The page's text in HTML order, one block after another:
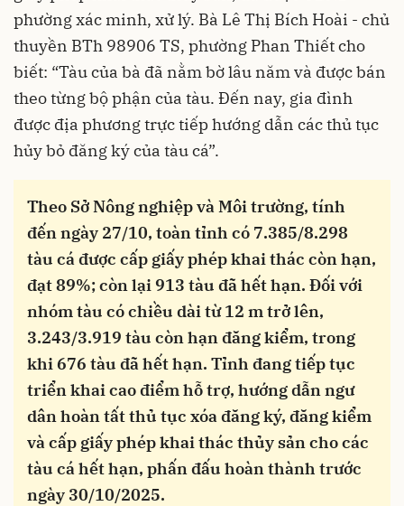
phường xác minh, xử lý. Bà Lê Thị Bích Hoài - chủ
thuyền BTh 98906 TS, phường Phan Thiết cho
biết: “Tàu của bà đã nằm bờ lâu năm và được bán
theo từng bộ phận của tàu. Đến nay, gia đình
được địa phương trực tiếp hướng dẫn các thủ tục
hủy bỏ đăng ký của tàu cá”.
Theo Sở Nông nghiệp và Môi trường, tính
đến ngày 27/10, toàn tỉnh có 7.385/8.298
tàu cá được cấp giấy phép khai thác còn hạn,
đạt 89%; còn lại 913 tàu đã hết hạn. Đối với
nhóm tàu có chiều dài từ 12 m trở lên,
3.243/3.919 tàu còn hạn đăng kiểm, trong
khi 676 tàu đã hết hạn. Tỉnh đang tiếp tục
triển khai cao điểm hỗ trợ, hướng dẫn ngư
dân hoàn tất thủ tục xóa đăng ký, đăng kiểm
và cấp giấy phép khai thác thủy sản cho các
tàu cá hết hạn, phấn đấu hoàn thành trước
ngày 30/10/2025.